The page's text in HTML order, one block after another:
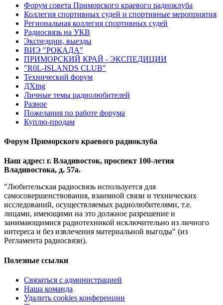
Форум совета Приморского краевого радиоклуба
Коллегия спортивных судей и спортивные мероприятия
Региональная коллегия спортивных судей
Радиосвязь на УКВ
Экспедции, выезды
ВИЭ "РОКАДА"
ПРИМОРСКИЙ КРАЙ - ЭКСПЕДИЦИИ
"R0L-ISLANDS CLUB"
Технический форум
ДХing
Личные темы радиолюбителей
Разное
Пожелания по работе форума
Куплю-продам
Форум Приморского краевого радиоклуба
Наш адрес: г. Владивосток, проспект 100-летия
Владивостока, д. 57а.
"Любительская радиосвязь используется для
самосовершенствования, взаимной связи и технических
исследований, осуществляемых радиолюбителями, т.е.
лицами, имеющими на это должное разрешение и
занимающимися радиотехникой исключительно из личного
интереса и без извлечения материальной выгоды" (из
Регламента радиосвязи).
Полезные ссылки
Связаться с администрацией
Наша команда
Удалить cookies конференции